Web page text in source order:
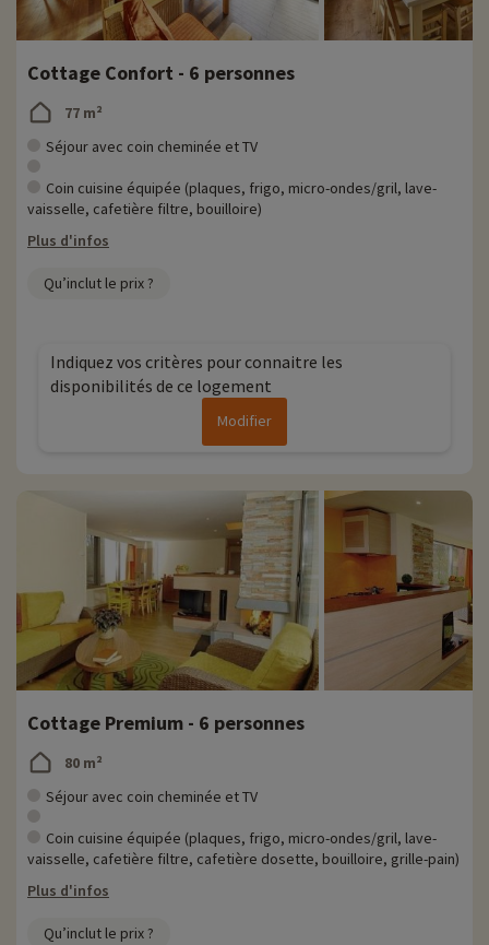
Cottage Confort - 6 personnes
77 m²
Séjour avec coin cheminée et TV
Coin cuisine équipée (plaques, frigo, micro-ondes/gril, lave-
vaisselle, cafetière filtre, bouilloire)
Plus d'infos
Qu’inclut le prix ?
Indiquez vos critères pour connaitre les
disponibilités de ce logement
Modifier
Cottage Premium - 6 personnes
80 m²
Séjour avec coin cheminée et TV
Coin cuisine équipée (plaques, frigo, micro-ondes/gril, lave-
vaisselle, cafetière filtre, cafetière dosette, bouilloire, grille-pain)
Plus d'infos
Qu’inclut le prix ?